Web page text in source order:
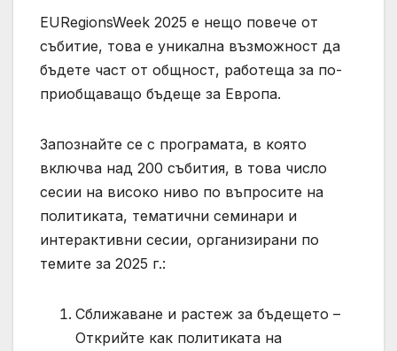
EURegionsWeek 2025 е нещо повече от
събитие, това е уникална възможност да
бъдете част от общност, работеща за по-
приобщаващо бъдеще за Европа.
Запознайте се с програмата, в която
включва над 200 събития, в това число
сесии на високо ниво по въпросите на
политиката, тематични семинари и
интерактивни сесии, организирани по
темите за 2025 г.:
Сближаване и растеж за бъдещето –
Открийте как политиката на